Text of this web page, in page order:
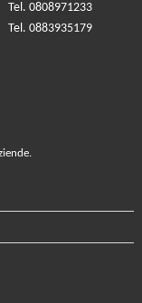
Tel. 0808971233
Tel. 0883935179